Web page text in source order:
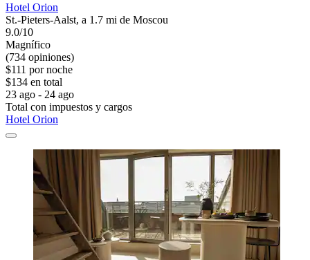
Hotel Orion
St.-Pieters-Aalst, a 1.7 mi de Moscou
9.0/10
Magnífico
(734 opiniones)
$111 por noche
$134 en total
23 ago - 24 ago
Total con impuestos y cargos
Hotel Orion